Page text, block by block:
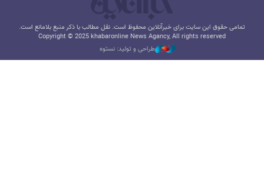
تمامی حقوق این سایت برای خبرآنلاین محفوظ است. نقل مطالب با ذکر منبع بلامانع است.
Copyright © 2025 khabaronline News Agancy, All rights reserved
طراحی و تولید: نستوه